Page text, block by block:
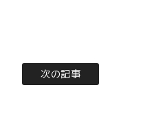
次の記事